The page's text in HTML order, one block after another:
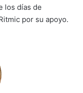
los días de
por su apoyo.